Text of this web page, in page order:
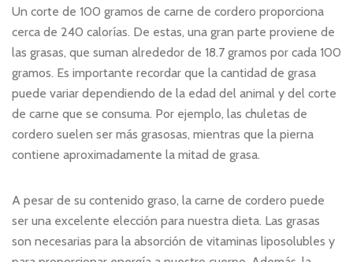
Un corte de 100 gramos de carne de cordero proporciona
cerca de 240 calorías. De estas, una gran parte proviene de
las grasas, que suman alrededor de 18.7 gramos por cada 100
gramos. Es importante recordar que la cantidad de grasa
puede variar dependiendo de la edad del animal y del corte
de carne que se consuma. Por ejemplo, las chuletas de
cordero suelen ser más grasosas, mientras que la pierna
contiene aproximadamente la mitad de grasa.
A pesar de su contenido graso, la carne de cordero puede
ser una excelente elección para nuestra dieta. Las grasas
son necesarias para la absorción de vitaminas liposolubles y